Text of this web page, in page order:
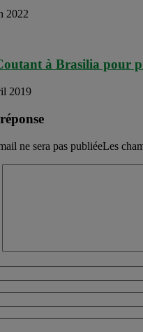
2022
à Brasilia pour
2019
ne sera pas publiéeLes